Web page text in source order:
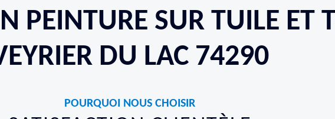
PEINTURE SUR TUILE ET
DU LAC 74290
POURQUOI NOUS CHOISIR